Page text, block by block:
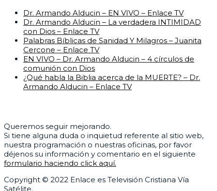
Dr. Armando Alducin – EN VIVO – Enlace TV
Dr. Armando Alducin – La verdadera INTIMIDAD
con Dios – Enlace TV
Palabras Bíblicas de Sanidad Y Milagros – Juanita
Cercone – Enlace TV
EN VIVO – Dr. Armando Alducin – 4 círculos de
comunión con Dios
¿Qué habla la Biblia acerca de la MUERTE? – Dr.
Armando Alducin – Enlace TV
Queremos seguir mejorando.
Si tiene alguna duda o inquietud referente al sitio web,
nuestra programación o nuestras oficinas, por favor
déjenos su información y comentario en el siguiente
formulario haciendo click aquí.
Copyright © 2022 Enlace es Televisión Cristiana Vía
Satélite.